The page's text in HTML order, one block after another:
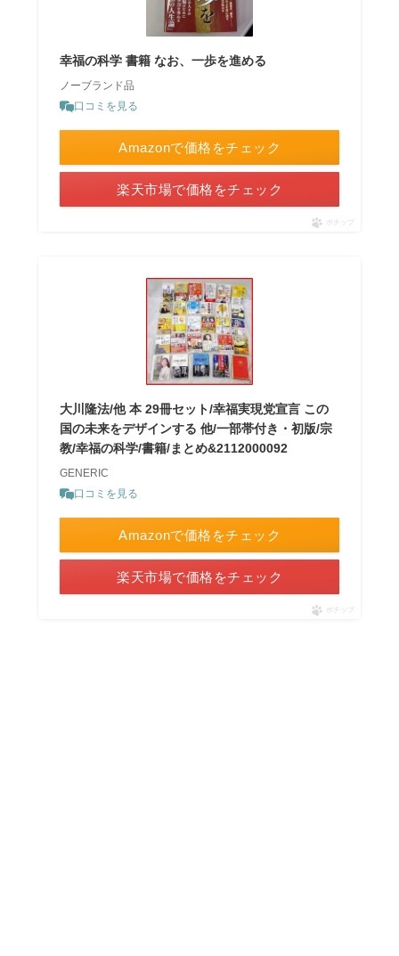
幸福の科学 書籍 なお、一歩を進める
ノーブランド品
口コミを見る
Amazonで価格をチェック
楽天市場で価格をチェック
ポチップ
大川隆法/他 本 29冊セット/幸福実現党宣言 この
国の未来をデザインする 他/一部帯付き・初版/宗
教/幸福の科学/書籍/まとめ&2112000092
GENERIC
口コミを見る
Amazonで価格をチェック
楽天市場で価格をチェック
ポチップ